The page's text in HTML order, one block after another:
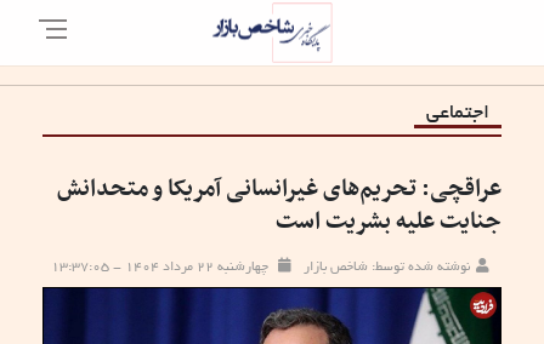
اجتماعی
عراقچی: تحریم‌های غیرانسانی آمریکا و متحدانش
جنایت علیه بشریت است
نوشته شده توسط: شاخص بازار چهارشنبه ۲۲ مرداد ۱۴۰۴ - ۱۳:۳۷:۰۵